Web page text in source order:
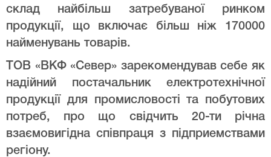
склад найбільш затребуваної ринком
продукції, що включає більш ніж 170000
найменувань товарів.
ТОВ «ВКФ «Север» зарекомендував себе як
надійний постачальник електротехнічної
продукції для промисловості та побутових
потреб, про що свідчить 20-ти річна
взаємовигідна співпраця з підприемствами
регіону.